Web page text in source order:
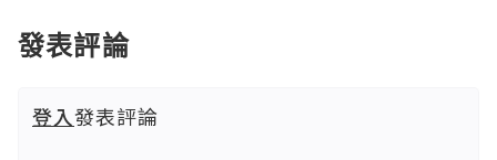
發表評論
登入發表評論